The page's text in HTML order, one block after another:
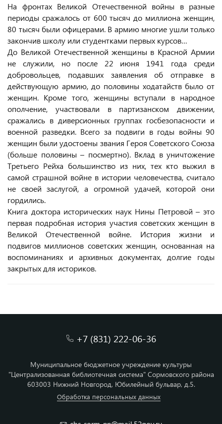
На фронтах Великой Отечественной войны в разные
периоды сражалось от 600 тысяч до миллиона женщин,
80 тысяч были офицерами. В армию многие ушли только
закончив школу или студентками первых курсов…
До Великой Отечественной женщины в Красной Армии
не служили, но после 22 июня 1941 года среди
добровольцев, подавших заявления об отправке в
действующую армию, до половины ходатайств было от
женщин. Кроме того, женщины вступали в народное
ополчение, участвовали в партизанском движении,
сражались в диверсионных группах госбезопасности и
военной разведки. Всего за подвиги в годы войны 90
женщин были удостоены звания Героя Советского Союза
(больше половины – посмертно). Вклад в уничтожение
Третьего Рейха большинство из них, тех кто выжил в
самой страшной войне в истории человечества, считало
не своей заслугой, а огромной удачей, которой они
гордились.
Книга доктора исторических наук Нины Петровой – это
первая подробная история участия советских женщин в
Великой Отечественной войне. История жизни и
подвигов миллионов советских женщин, основанная на
воспоминаниях и архивных документах, долгие годы
закрытых для историков.
+7 (831) 222-06-36
Муниципальное бюджетное учреждение культуры
"Централизованная библиотечная система" Сормовского района
603003 Нижний Новгород, Юбилейный бульвар, д.5.
Обработка персональных данных